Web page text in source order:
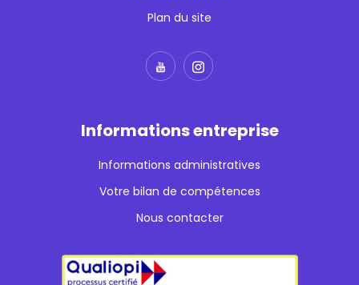
Plan du site
Informations entreprise
Informations administratives
Votre bilan de compétences
Nous contacter